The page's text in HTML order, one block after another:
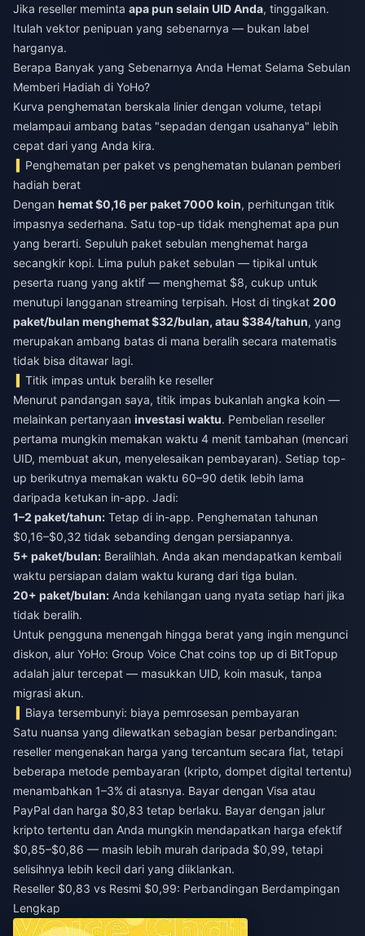
Jika reseller meminta apa pun selain UID Anda, tinggalkan.
Itulah vektor penipuan yang sebenarnya — bukan label
harganya.
Berapa Banyak yang Sebenarnya Anda Hemat Selama Sebulan
Memberi Hadiah di YoHo?
Kurva penghematan berskala linier dengan volume, tetapi
melampaui ambang batas "sepadan dengan usahanya" lebih
cepat dari yang Anda kira.
Penghematan per paket vs penghematan bulanan pemberi
hadiah berat
Dengan hemat $0,16 per paket 7000 koin, perhitungan titik
impasnya sederhana. Satu top-up tidak menghemat apa pun
yang berarti. Sepuluh paket sebulan menghemat harga
secangkir kopi. Lima puluh paket sebulan — tipikal untuk
peserta ruang yang aktif — menghemat $8, cukup untuk
menutupi langganan streaming terpisah. Host di tingkat 200
paket/bulan menghemat $32/bulan, atau $384/tahun, yang
merupakan ambang batas di mana beralih secara matematis
tidak bisa ditawar lagi.
Titik impas untuk beralih ke reseller
Menurut pandangan saya, titik impas bukanlah angka koin —
melainkan pertanyaan investasi waktu. Pembelian reseller
pertama mungkin memakan waktu 4 menit tambahan (mencari
UID, membuat akun, menyelesaikan pembayaran). Setiap top-
up berikutnya memakan waktu 60–90 detik lebih lama
daripada ketukan in-app. Jadi:
1–2 paket/tahun: Tetap di in-app. Penghematan tahunan
$0,16–$0,32 tidak sebanding dengan persiapannya.
5+ paket/bulan: Beralihlah. Anda akan mendapatkan kembali
waktu persiapan dalam waktu kurang dari tiga bulan.
20+ paket/bulan: Anda kehilangan uang nyata setiap hari jika
tidak beralih.
Untuk pengguna menengah hingga berat yang ingin mengunci
diskon, alur YoHo: Group Voice Chat coins top up di BitTopup
adalah jalur tercepat — masukkan UID, koin masuk, tanpa
migrasi akun.
Biaya tersembunyi: biaya pemrosesan pembayaran
Satu nuansa yang dilewatkan sebagian besar perbandingan:
reseller mengenakan harga yang tercantum secara flat, tetapi
beberapa metode pembayaran (kripto, dompet digital tertentu)
menambahkan 1–3% di atasnya. Bayar dengan Visa atau
PayPal dan harga $0,83 tetap berlaku. Bayar dengan jalur
kripto tertentu dan Anda mungkin mendapatkan harga efektif
$0,85–$0,86 — masih lebih murah daripada $0,99, tetapi
selisihnya lebih kecil dari yang diiklankan.
Reseller $0,83 vs Resmi $0,99: Perbandingan Berdampingan
Lengkap